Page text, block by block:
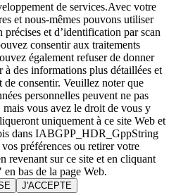
de services.Avec votre
et nous-mêmes pouvons utiliser
précises et d’identification par scan
consentir aux traitements
également refuser de donner
à des informations plus détaillées et
consentir. Veuillez noter que
personnelles peuvent ne pas
mais vous avez le droit de vous y
uniquement à ce site Web et
dans IABGPP_HDR_GppString
préférences ou retirer votre
revenant sur ce site et en cliquant
bas de la page Web.
J'ACCEPTE